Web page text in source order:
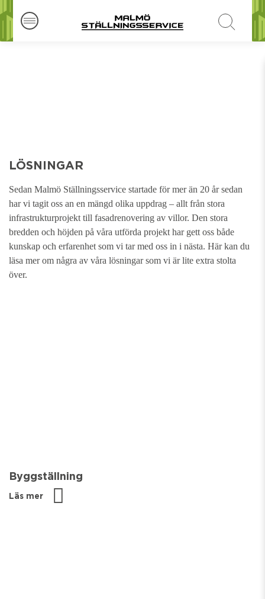
LÖSNINGAR
Sedan Malmö Ställningsservice startade för mer än 20 år sedan
har vi tagit oss an en mängd olika uppdrag – allt från stora
infrastrukturprojekt till fasadrenovering av villor. Den stora
bredden och höjden på våra utförda projekt har gett oss både
kunskap och erfarenhet som vi tar med oss in i nästa. Här kan du
läsa mer om några av våra lösningar som vi är lite extra stolta
över.
Byggställning
Läs mer